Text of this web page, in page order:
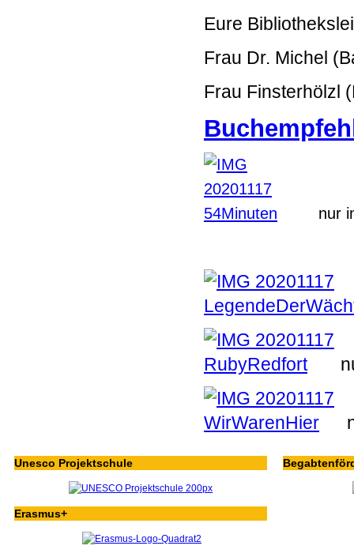
Eure
Frau Dr. Michel
Frau Finsterhölzl
nur
Unesco Projektschule
Erasmus+